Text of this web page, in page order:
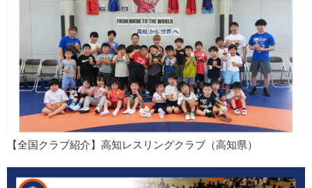
【全国クラブ紹介】高知レスリングクラブ（高知県）